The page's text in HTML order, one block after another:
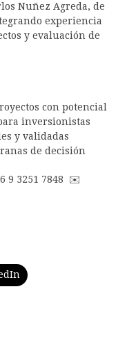
Nuñez Agreda, de
experiencia
y evaluación de
con potencial
inversionistas
y validadas
de decisión
9 3251 7848 ✉️